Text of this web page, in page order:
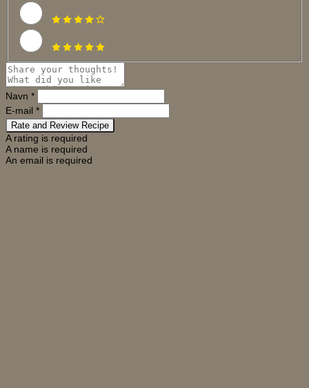
Navn *
E-mail *
Rate and Review Recipe
A rating is required
A name is required
An email is required